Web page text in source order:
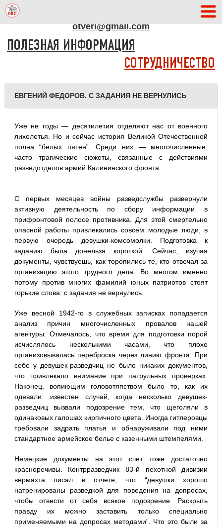
otveri@gmail.com
ПОЛЕЗНАЯ ИНФОРМАЦИЯ
СОТРУДНИЧЕСТВО
ЕВГЕНИЙ ФЕДОРОВ. С ЗАДАНИЯ НЕ ВЕРНУЛИСЬ
Уже не годы — десятилетия отделяют нас от военного
лихолетья. Но и сейчас история Великой Отечественной
полна “белых пятен”. Среди них — многочисленные,
часто трагические сюжеты, связанные c действиями
разведотделов армий Калининского фронта.
С первых месяцев войны разведслужбы развернули
активную деятельность по сбору информации в
прифронтовой полосе противника. Для этой смертельно
опасной работы привлекались совсем молодые люди, в
первую очередь девушки-комсомолки. Подготовка к
заданию была донельзя короткой. Сейчас, изучая
документы, чувствуешь, как торопились те, кто отвечал за
организацию этого трудного дела. Во многом именно
потому против многих фамилий юных патриотов стоят
горькие слова: с задания не вернулись.
Уже весной 1942-го в служебных записках попадается
анализ причин многочисленных провалов нашей
агентуры. Отмечалось, что время для подготовки порой
исчислялось несколькими часами, что плохо
организовывалась переброска через линию фронта. При
себе у девушек-разведчиц не было никаких документов,
что привлекало внимание при патрульных проверках.
Наконец, вопиющим головотяпством было то, как их
одевали: известен случай, когда несколько девушек-
разведчиц вызвали подозрение тем, что щеголяли в
одинаковых галошах кирпичного цвета. Иногда гитлеровцы
требовали задрать платья и обнаруживали под ними
стандартное армейское белье с казенными штемпелями.
Немецкие документы на этот счет тоже достаточно
красноречивы. Контрразведчик 83-й пехотной дивизии
вермахта писал в отчете, что “девушки хорошо
натренированы разведкой для поведения на допросах,
чтобы отвести от себя всякое подозрение. Раскрыть
правду их можно заставить только специально
применяемыми на допросах методами”. Что это были за